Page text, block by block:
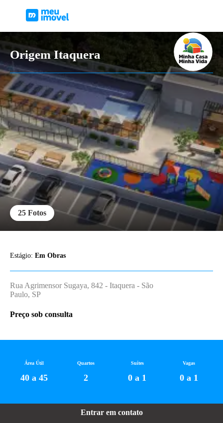
Origem Itaquera
25 Fotos
Entrar em contato
Área Útil
40 a 45
Quartos
2
Suítes
0 a 1
Vagas
0 a 1
Estágio: Em Obras
Rua Agrimensor Sugaya, 842 - Itaquera - São
Paulo, SP
Preço sob consulta